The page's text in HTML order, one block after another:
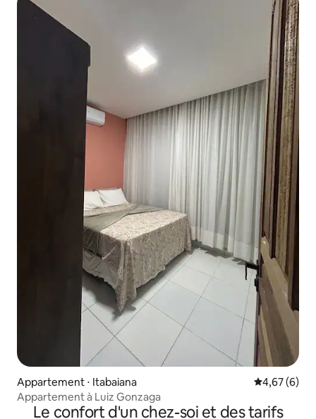
Appartement ⋅ Itabaiana Évaluation
4,67 (6)
Appartement à Luiz Gonzaga
Le confort d'un chez-soi et des tarifs